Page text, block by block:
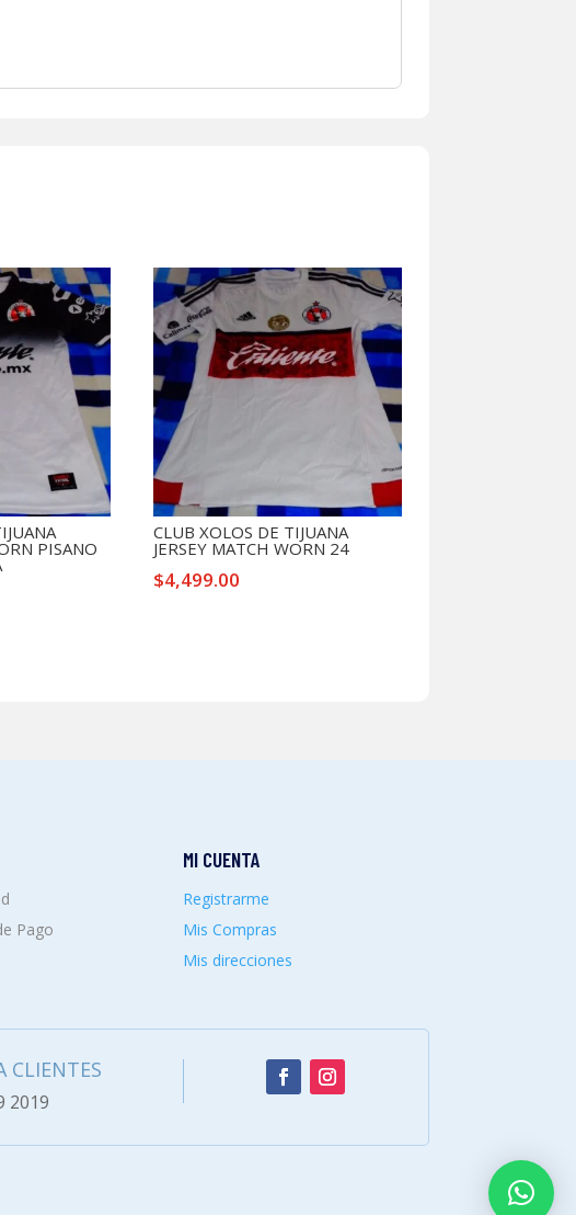
PISANO
CLUB XOLOS DE TIJUANA
JERSEY MATCH WORN 24
$4,499.00
Pago
MI CUENTA
Registrarme
Mis Compras
Mis direcciones
CLIENTES
2019